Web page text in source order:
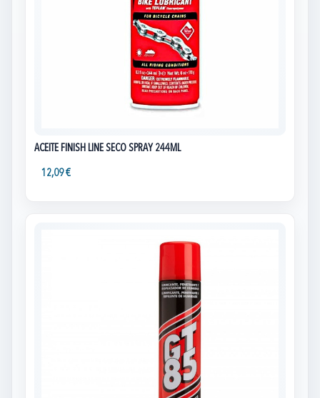
ACEITE FINISH LINE SECO SPRAY 244ML
12,09 €